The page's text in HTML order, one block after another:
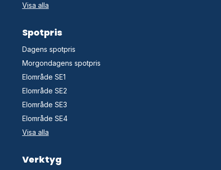
Visa alla
Spotpris
Dagens spotpris
Morgondagens spotpris
Elområde SE1
Elområde SE2
Elområde SE3
Elområde SE4
Visa alla
Verktyg